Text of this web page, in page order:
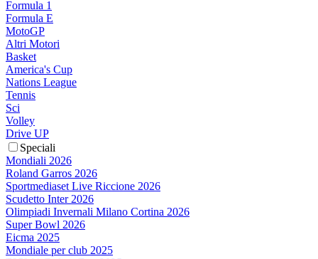
Formula 1
Formula E
MotoGP
Altri Motori
Basket
America's Cup
Nations League
Tennis
Sci
Volley
Drive UP
Speciali
Mondiali 2026
Roland Garros 2026
Sportmediaset Live Riccione 2026
Scudetto Inter 2026
Olimpiadi Invernali Milano Cortina 2026
Super Bowl 2026
Eicma 2025
Mondiale per club 2025